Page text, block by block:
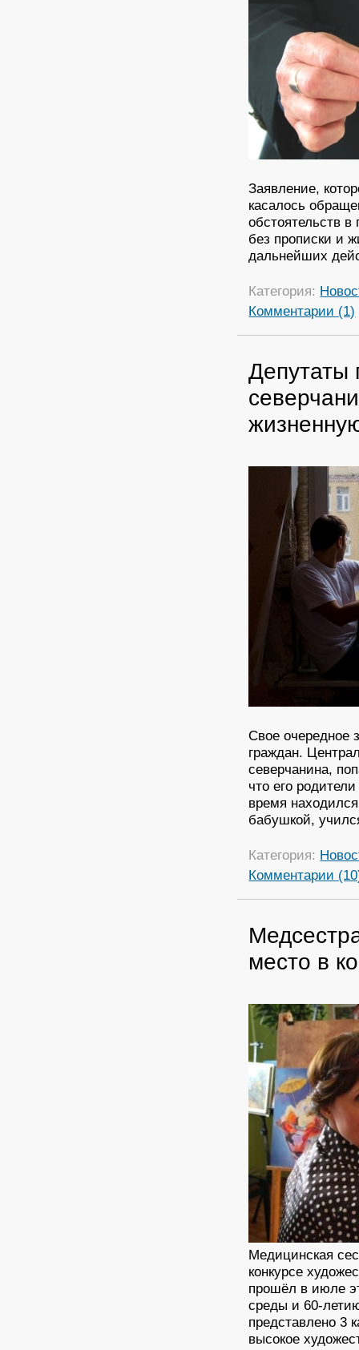
Заявление,
касалось
обстоятельств в
без прописки и
дальнейших
Категория:
Комментарии (1)
Депутаты
Свое очередное
граждан.
северчанина,
что его
время
бабушкой,
Категория:
Комментарии
место в
Медицинская
конкурсе
прошёл в июле
среды и 60-
представлено 3
высокое